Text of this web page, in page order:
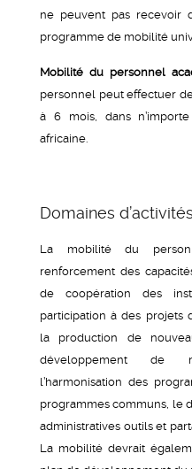
ne peuvent pas recevoir
programme de mobilité
Mobilité du personnel
personnel peut effectuer
à 6 mois, dans
africaine.
Domaines
La mobilité du
renforcement des
de coopération des
participation à des projets
la production de
développement de
l’harmonisation des
programmes communs, le
administratives outils et
La mobilité devrait